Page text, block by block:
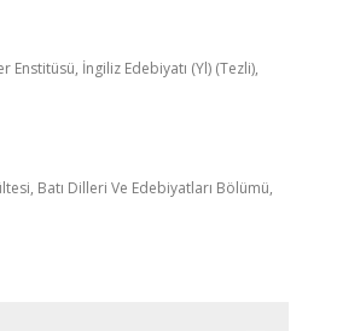
İngiliz Edebiyatı (Yl) (Tezli),
Batı Dilleri Ve Edebiyatları Bölümü,